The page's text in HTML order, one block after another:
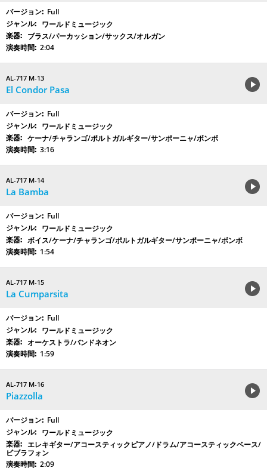
Full
ワールドミュージック
ブラス/パーカッション/サックス/オルガン
2:04
AL-717 M-13
El Condor Pasa
Full
ワールドミュージック
ケーナ/チャランゴ/ポルトガルギター/サンポーニャ/ボンボ
3:16
AL-717 M-14
La Bamba
Full
ワールドミュージック
ボイス/ケーナ/チャランゴ/ポルトガルギター/サンポーニャ/ボンボ
1:54
AL-717 M-15
La Cumparsita
Full
ワールドミュージック
オーケストラ/バンドネオン
1:59
AL-717 M-16
Piazzolla
Full
ワールドミュージック
エレキギター/アコースティックピアノ/ドラム/アコースティックベース/
ビブラフォン
2:09